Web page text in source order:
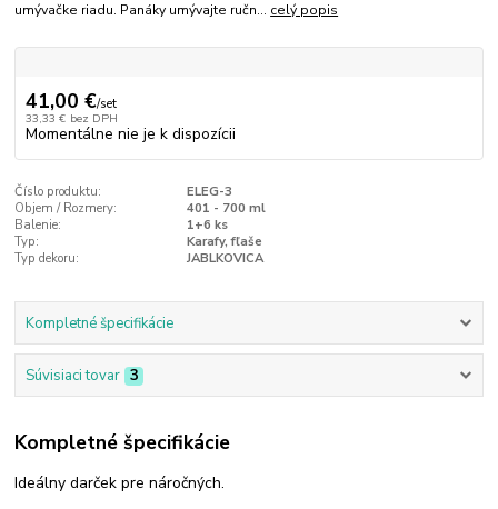
umývačke riadu. Panáky umývajte ručn... celý popis
41,00 €/set
33,33 € bez DPH
Momentálne nie je k dispozícii
Číslo produktu:
ELEG-3
Objem / Rozmery:
401 - 700 ml
Balenie:
1+6 ks
Typ:
Karafy, fľaše
Typ dekoru:
JABLKOVICA
Kompletné špecifikácie
Súvisiaci tovar 3
Kompletné špecifikácie
Ideálny darček pre náročných.